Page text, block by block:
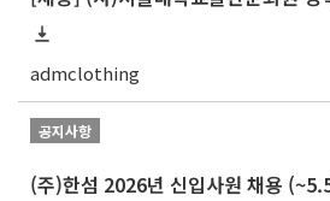
admclothing
공지사항
(주)한섬 2026년 신입사원 채용